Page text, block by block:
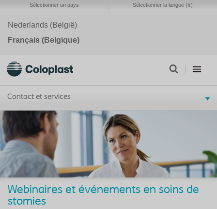
Sélectionner un pays Sélectionner la langue (fr)
Nederlands (België)
Français (Belgique)
Contact et services
Webinaires et événements en soins de
stomies